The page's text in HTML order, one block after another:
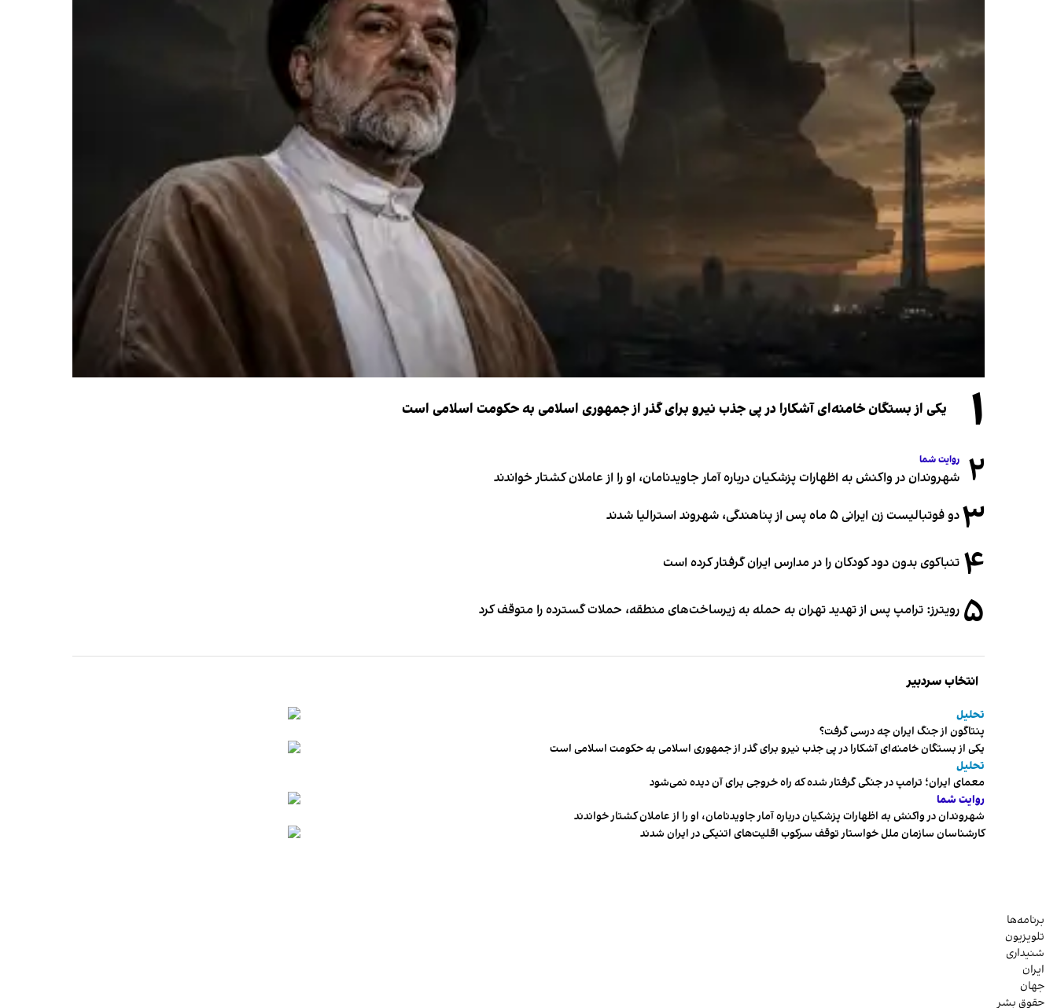
۱ یکی از بستگان خامنه‌ای آشکارا در پی جذب نیرو برای گذر از جمهوری اسلامی به حکومت اسلامی است
۲ روایت شما
شهروندان در واکنش به اظهارات پزشکیان درباره آمار جاویدنامان، او را از عاملان کشتار خواندند
۳دو فوتبالیست زن ایرانی ۵ ماه پس از پناهندگی، شهروند استرالیا شدند
۴ تنباکوی بدون دود کودکان را در مدارس ایران گرفتار کرده است
۵ رویترز: ترامپ پس از تهدید تهران به حمله به زیرساخت‌های منطقه، حملات گسترده را متوقف کرد
انتخاب سردبیر
تحلیل
پنتاگون از جنگ ایران چه درسی گرفت؟
یکی از بستگان خامنه‌ای آشکارا در پی جذب نیرو برای گذر از جمهوری اسلامی به حکومت اسلامی است
تحلیل
معمای ایران؛ ترامپ در جنگی گرفتار شده که راه خروجی برای آن دیده نمی‌شود
روایت شما
شهروندان در واکنش به اظهارات پزشکیان درباره آمار جاویدنامان، او را از عاملان کشتار خواندند
کارشناسان سازمان ملل خواستار توقف سرکوب اقلیت‌های اتنیکی در ایران شدند
برنامه‌ها
تلویزیون
شنیداری
ایران
جهان
حقوق بشر